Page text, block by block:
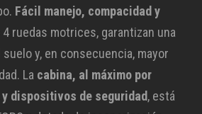
Fácil manejo, compacidad y
ruedas motrices, garantizan una
y, en consecuencia, mayor
La cabina, al máximo por
dispositivos de seguridad, está